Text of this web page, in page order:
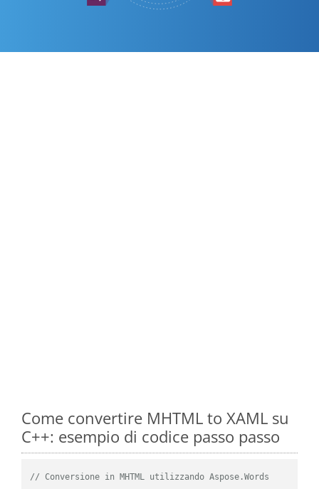
Come convertire MHTML to XAML su
C++: esempio di codice passo passo
// Conversione in MHTML utilizzando Aspose.Words